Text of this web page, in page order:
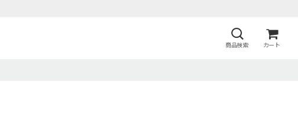
商品検索 カート